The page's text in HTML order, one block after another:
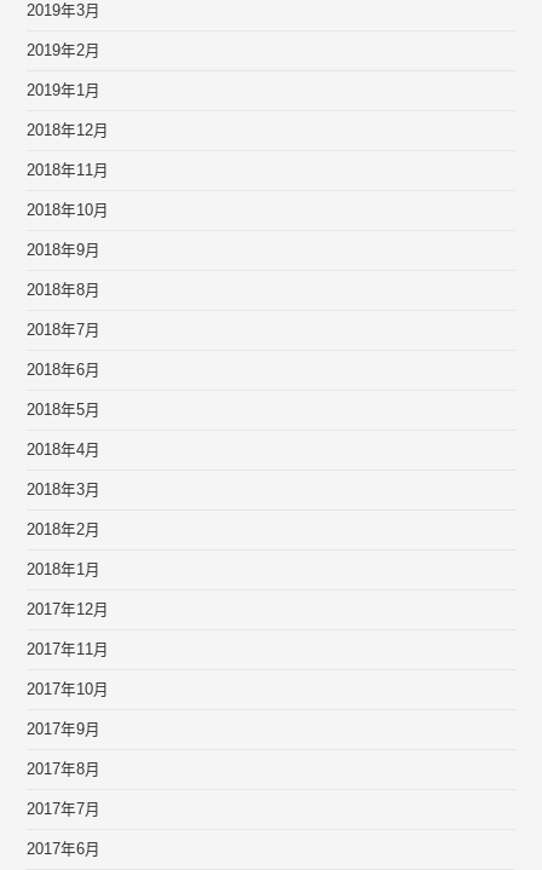
2019年3月
2019年2月
2019年1月
2018年12月
2018年11月
2018年10月
2018年9月
2018年8月
2018年7月
2018年6月
2018年5月
2018年4月
2018年3月
2018年2月
2018年1月
2017年12月
2017年11月
2017年10月
2017年9月
2017年8月
2017年7月
2017年6月